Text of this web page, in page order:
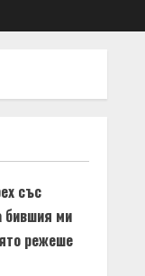
със
бившия ми
режеше